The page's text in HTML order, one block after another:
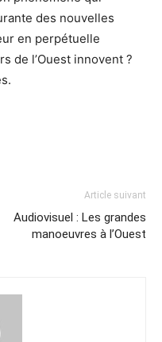
des nouvelles
en perpétuelle
de l’Ouest innovent ?
Article suivant
Audiovisuel : Les grandes
manoeuvres à l’Ouest